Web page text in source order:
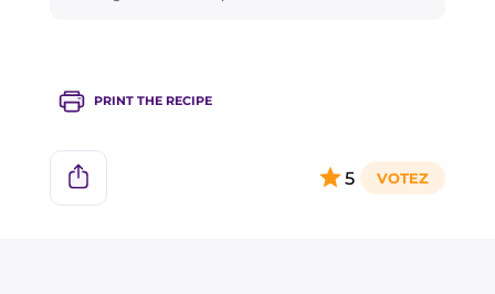
PRINT THE RECIPE
5